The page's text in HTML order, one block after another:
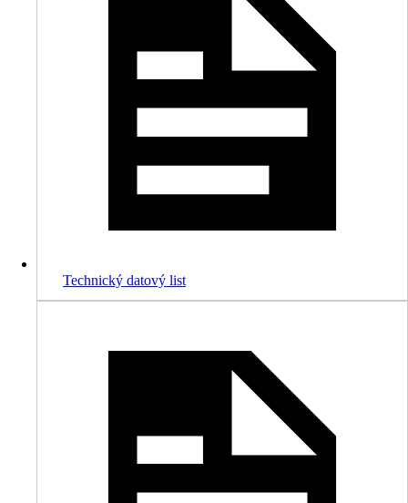
Technický datový list